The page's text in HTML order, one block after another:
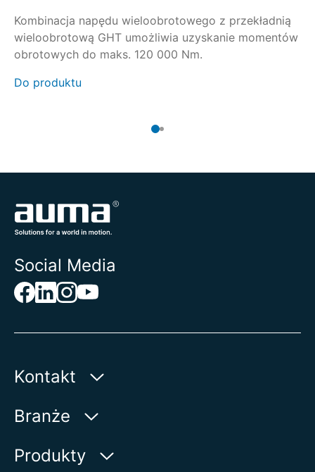
Kombinacja napędu wieloobrotowego z przekładnią
wieloobrotową GHT umożliwia uzyskanie momentów
obrotowych do maks. 120 000 Nm.
Do produktu
Social Media
Kontakt
AUMA Riester
Aumastr. 1
Branże
Woda
Produkty